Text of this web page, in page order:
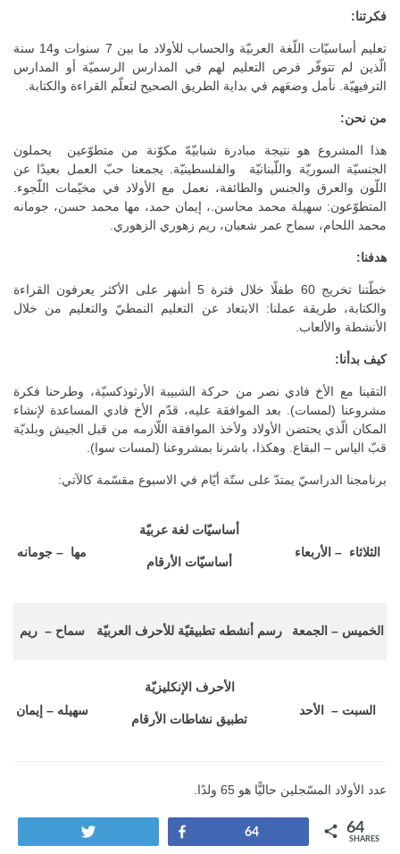
فكرتنا:
تعليم أساسيّات اللّغة العربيّة والحساب للأولاد ما بين 7 سنوات و14 سنة
الّذين لم تتوفّر فرص التعليم لهم في المدارس الرسميّة أو المدارس
الترفيهيّة. نأمل وضعَهم في بداية الطريق الصحيح لتعلّم القراءة والكتابة.
من نحن:
هذا المشروع هو نتيجة مبادرة شبابيّهّ مكوّنة من متطوّعين يحملون
الجنسيّة السوريّة واللّبنانيّة والفلسطينيّة. يجمعنا حبّ العمل بعيدًا عن
اللّون والعرق والجنس والطائفة، نعمل مع الأولاد في مخيّمات اللّجوء.
المتطوّعون: سهيلة محمد محاسن.، إيمان حمد، مها محمد حسن، جومانه
محمد اللحام، سماح عمر شعبان، ريم زهوري الزهوري.
هدفنا:
خطّتنا تخريج 60 طفلًا خلال فترة 5 أشهر على الأكثر يعرفون القراءة
والكتابة، طريقة عملنا: الابتعاد عن التعليم النمطيّ والتعليم من خلال
الأنشطة والألعاب.
كيف بدأنا:
التقينا مع الأخ فادي نصر من حركة الشبيبة الأرثوذكسيّة، وطرحنا فكرة
مشروعنا (لمسات). بعد الموافقة عليه، قدّم الأخ فادي المساعدة لإنشاء
المكان الّذي يحتضن الأولاد ولأخذ الموافقة اللّازمه من قبل الجيش وبلديّة
قبّ الياس – البقاع. وهكذا، باشرنا بمشروعنا (لمسات سوا).
برنامجنا الدراسيّ يمتدّ على ستّة أيّام في الاسبوع مقسّمة كالآتي:
مها – جومانه
أساسيّات لغة عربيّة
أساسيّات الأرقام
الثلاثاء – الأربعاء
سماح – ريم رسم أنشطه تطبيقيّة للأحرف العربيّة الخميس – الجمعة
سهيله – إيمان
الأحرف الإنكليزيّة
تطبيق نشاطات الأرقام
السبت – الأحد
عدد الأولاد المسّجلين حاليًّا هو 65 ولدًا.
64 64
SHARES